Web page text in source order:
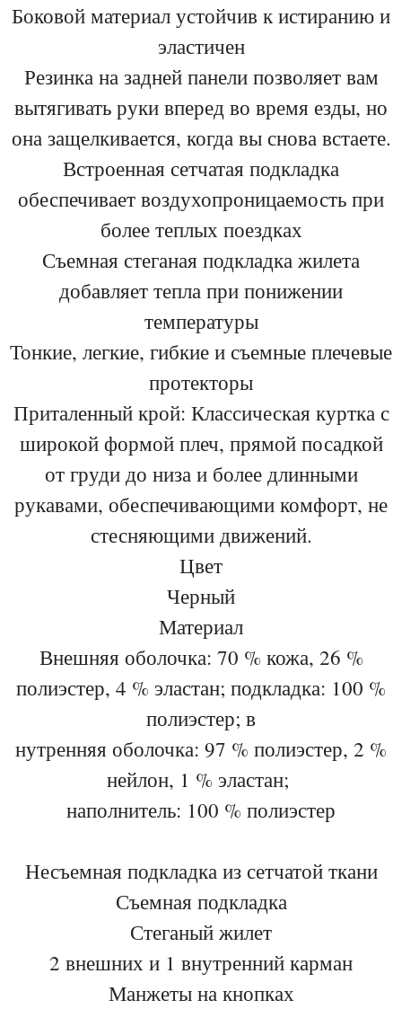
Боковой материал устойчив к истиранию и
эластичен
Резинка на задней панели позволяет вам
вытягивать руки вперед во время езды, но
она защелкивается, когда вы снова встаете.
Встроенная сетчатая подкладка
обеспечивает воздухопроницаемость при
более теплых поездках
Съемная стеганая подкладка жилета
добавляет тепла при понижении
температуры
Тонкие, легкие, гибкие и съемные плечевые
протекторы
Приталенный крой: Классическая куртка с
широкой формой плеч, прямой посадкой
от груди до низа и более длинными
рукавами, обеспечивающими комфорт, не
стесняющими движений.
Цвет
Черный
Материал
Внешняя оболочка: 70 % кожа, 26 %
полиэстер, 4 % эластан; подкладка: 100 %
полиэстер; в
нутренняя оболочка: 97 % полиэстер, 2 %
нейлон, 1 % эластан;
наполнитель: 100 % полиэстер
Несъемная подкладка из сетчатой ткани
Съемная подкладка
Стеганый жилет
2 внешних и 1 внутренний карман
Манжеты на кнопках